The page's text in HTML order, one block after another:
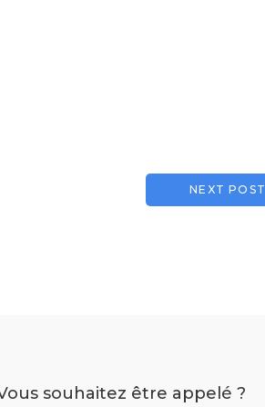
NEXT POST
souhaitez être appelé ?